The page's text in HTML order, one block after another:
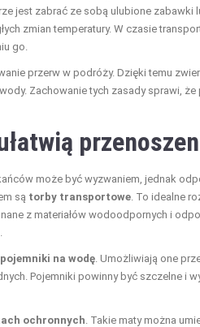
jest zabrać ze sobą ulubione
zmian temperatury. W czasie
go.
przerw w podróży. Dzięki temu
Zachowanie tych zasady sprawi,
może być wyzwaniem, jednak
są torby transportowe . To idealne
z materiałów wodoodpornych i
pojemniki na wodę . Umożliwiają one
Pojemniki powinny być szczelne i
ochronnych . Takie maty można